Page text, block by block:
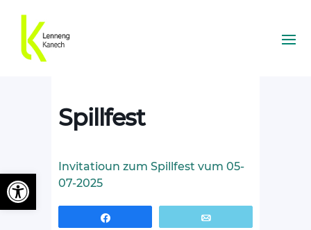
Spillfest
Invitatioun zum Spillfest vum 05-
07-2025
Ouvrir la barre d’outils